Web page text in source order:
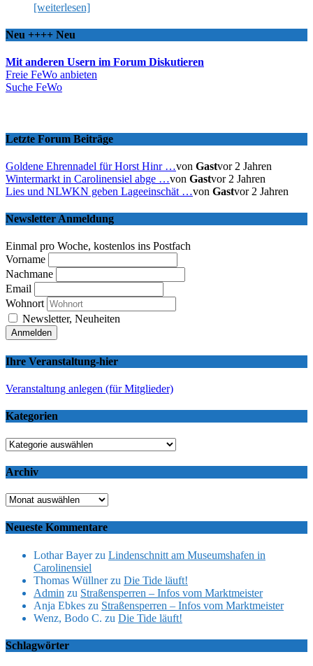
[weiterlesen]
Neu ++++ Neu
Mit anderen Usern im Forum Diskutieren
Freie FeWo anbieten
Suche FeWo
Letzte Forum Beiträge
Goldene Ehrennadel für Horst Hinr …von Gastvor 2 Jahren
Wintermarkt in Carolinensiel abge …von Gastvor 2 Jahren
Lies und NLWKN geben Lageeinschät …von Gastvor 2 Jahren
Newsletter Anmeldung
Einmal pro Woche, kostenlos ins Postfach
Vorname
Nachmane
Email
Wohnort
Newsletter, Neuheiten
Ihre Veranstaltung-hier
Veranstaltung anlegen (für Mitglieder)
Kategorien
Kategorien
Archiv
Archiv
Neueste Kommentare
Lothar Bayerzu Lindenschnitt am Museumshafen in
Carolinensiel
Thomas Wüllnerzu Die Tide läuft!
Admin zu Straßensperren – Infos vom Marktmeister
Anja Ebkes zu Straßensperren – Infos vom Marktmeister
Wenz, Bodo C. zu Die Tide läuft!
Schlagwörter